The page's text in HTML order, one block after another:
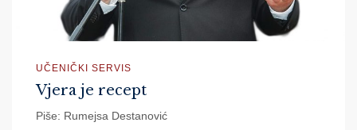
UČENIČKI SERVIS
Vjera je recept
Piše: Rumejsa Destanović